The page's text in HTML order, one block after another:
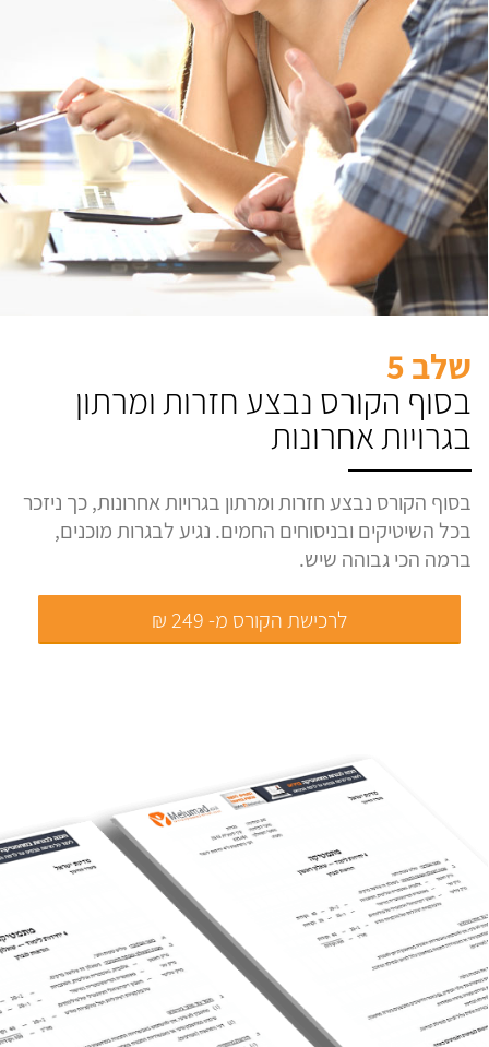
שלב 5
בסוף הקורס נבצע חזרות ומרתון
בגרויות אחרונות
בסוף הקורס נבצע חזרות ומרתון בגרויות אחרונות, כך ניזכר
בכל השיטיקים ובניסוחים החמים. נגיע לבגרות מוכנים,
ברמה הכי גבוהה שיש.
לרכישת הקורס מ- 249 ₪